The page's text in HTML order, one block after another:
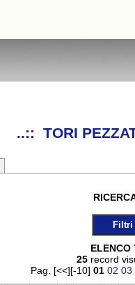
..:: TORI
Filtri
ELENCO
25 record
Pag. [<<][-10] 01 02 03